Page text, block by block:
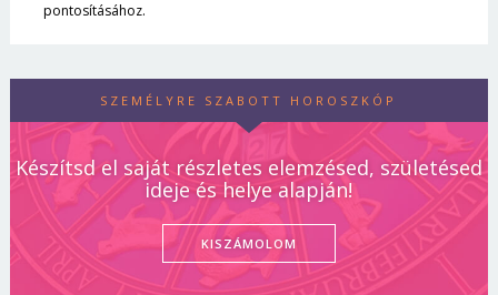
pontosításához.
SZEMÉLYRE SZABOTT HOROSZKÓP
Készítsd el saját részletes elemzésed, születésed
ideje és helye alapján!
KISZÁMOLOM